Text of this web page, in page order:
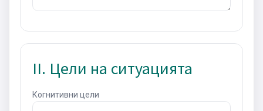
II. Цели на ситуацията
Когнитивни цели